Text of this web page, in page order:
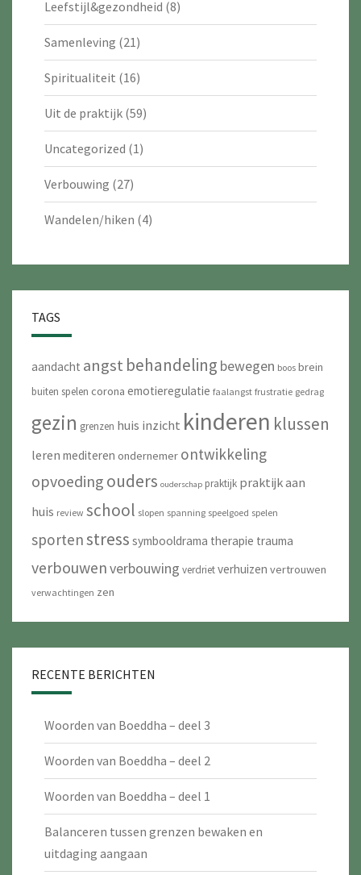
Leefstijl&gezondheid (8)
Samenleving (21)
Spiritualiteit (16)
Uit de praktijk (59)
Uncategorized (1)
Verbouwing (27)
Wandelen/hiken (4)
TAGS
aandacht angst behandeling bewegen boos brein
buiten spelen corona emotieregulatie faalangst frustratie gedrag
gezin grenzen huis inzicht kinderen klussen
leren mediteren ondernemer ontwikkeling
opvoeding ouders ouderschap praktijk praktijk aan
huis review school slopen spanning speelgoed spelen
sportenstress symbooldrama therapie trauma
verbouwenverbouwing verdrietverhuizen vertrouwen
verwachtingen zen
RECENTE BERICHTEN
Woorden van Boeddha – deel 3
Woorden van Boeddha – deel 2
Woorden van Boeddha – deel 1
Balanceren tussen grenzen bewaken en
uitdaging aangaan